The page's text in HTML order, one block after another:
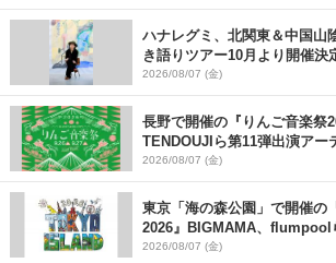
ハナレグミ、北関東＆中国山
き語りツアー10月より開催決
2026/08/07 (金)
長野で開催の『りんご音楽祭
TENDOUJIら第11弾出演アー
発表
2026/08/07 (金)
東京「海の森公園」で開催の
2026』BIGMAMA、flumpool
発表 ワークショップ・アー
2026/08/07 (金)